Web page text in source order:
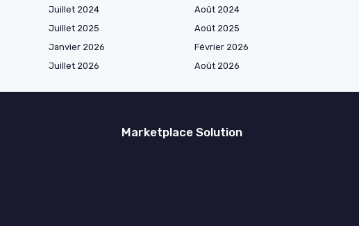
Juillet 2024
Août 2024
Juillet 2025
Août 2025
Janvier 2026
Février 2026
Juillet 2026 Août 2026
Marketplace Solution